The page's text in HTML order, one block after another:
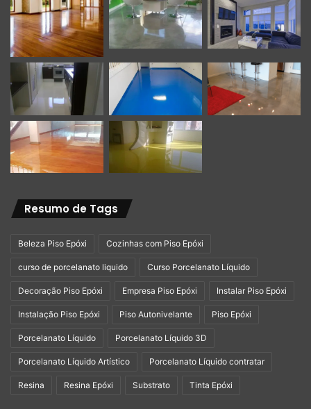
Resumo de Tags
Beleza Piso Epóxi Cozinhas com Piso Epóxi
curso de porcelanato liquido Curso Porcelanato Líquido
Decoração Piso Epóxi Empresa Piso Epóxi Instalar Piso Epóxi
Instalação Piso Epóxi Piso Autonivelante Piso Epóxi
Porcelanato Líquido Porcelanato Líquido 3D
Porcelanato Líquido Artístico Porcelanato Líquido contratar
Resina Resina Epóxi Substrato Tinta Epóxi